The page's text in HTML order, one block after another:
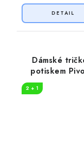
Dámské
potiskem
moje palivo
2 + 1